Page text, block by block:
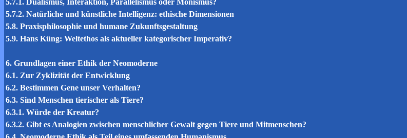
5.7.1. Dualismus, Interaktion, Parallelismus oder Monismus?
5.7.2. Natürliche und künstliche Intelligenz: ethische Dimensionen
5.8. Praxisphilosophie und humane Zukunftsgestaltung
5.9. Hans Küng: Weltethos als aktueller kategorischer Imperativ?
6. Grundlagen einer Ethik der Neomoderne
6.1. Zur Zyklizität der Entwicklung
6.2. Bestimmen Gene unser Verhalten?
6.3. Sind Menschen tierischer als Tiere?
6.3.1. Würde der Kreatur?
6.3.2. Gibt es Analogien zwischen menschlicher Gewalt gegen Tiere und Mitmenschen?